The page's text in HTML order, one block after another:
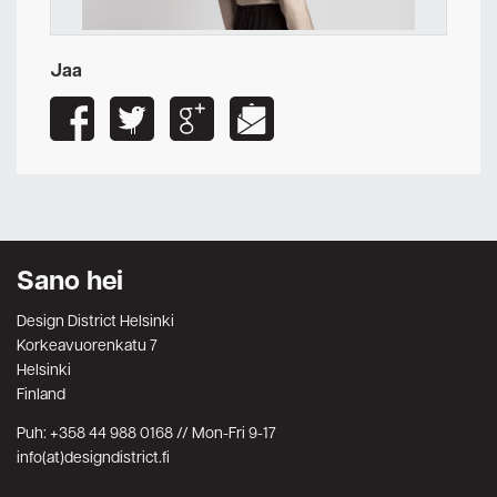
Jaa
Sano hei
Design District Helsinki
Korkeavuorenkatu 7
Helsinki
Finland
Puh: +358 44 988 0168 // Mon-Fri 9-17
info(at)designdistrict.fi